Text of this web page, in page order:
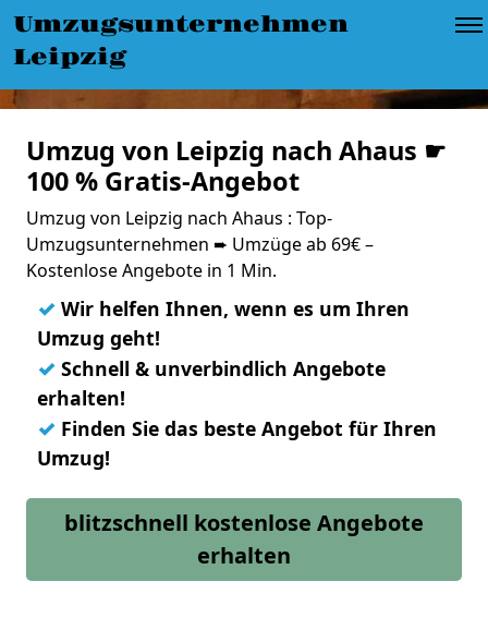
Umzugsunternehmen
Leipzig
Umzug von Leipzig nach Ahaus ☛
100 % Gratis-Angebot
Umzug von Leipzig nach Ahaus : Top-
Umzugsunternehmen ➨ Umzüge ab 69€ –
Kostenlose Angebote in 1 Min.
✓ Wir helfen Ihnen, wenn es um Ihren
Umzug geht!
✓ Schnell & unverbindlich Angebote
erhalten!
✓ Finden Sie das beste Angebot für Ihren
Umzug!
blitzschnell kostenlose Angebote
erhalten